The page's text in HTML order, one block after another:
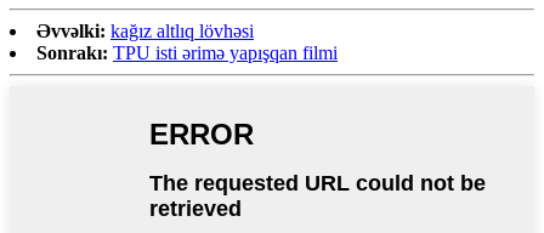
Əvvəlki: kağız altlıq lövhəsi
Sonrakı: TPU isti ərimə yapışqan filmi